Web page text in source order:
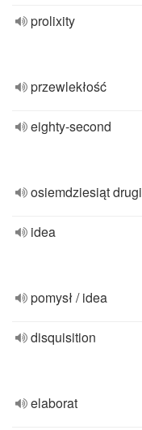
prolixity
przewlekłość
eighty-second
osiemdziesiąt drugi
idea
pomysł / idea
disquisition
elaborat